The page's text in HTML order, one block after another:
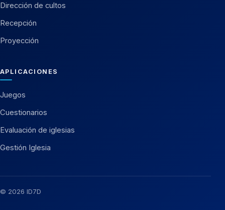
Dirección de cultos
Recepción
Proyección
APLICACIONES
Juegos
Cuestionarios
Evaluación de iglesias
Gestión Iglesia
© 2026 ID7D